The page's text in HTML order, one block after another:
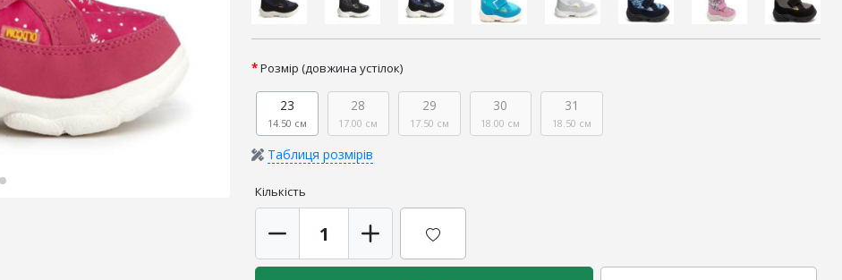
Розмір (довжина устілок)
23
14.50 см
28
17.00 см
29
17.50 см
30
18.00 см
31
18.50 см
Таблиця розмірів
Кількість